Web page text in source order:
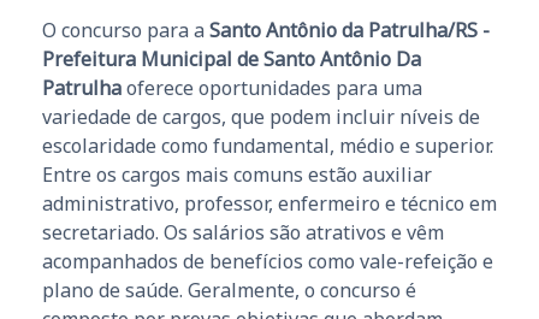
O concurso para a Santo Antônio da Patrulha/RS -
Prefeitura Municipal de Santo Antônio Da
Patrulhaoferece oportunidades para uma
variedade de cargos, que podem incluir níveis de
escolaridade como fundamental, médio e superior.
Entre os cargos mais comuns estão auxiliar
administrativo, professor, enfermeiro e técnico em
secretariado. Os salários são atrativos e vêm
acompanhados de benefícios como vale-refeição e
plano de saúde. Geralmente, o concurso é